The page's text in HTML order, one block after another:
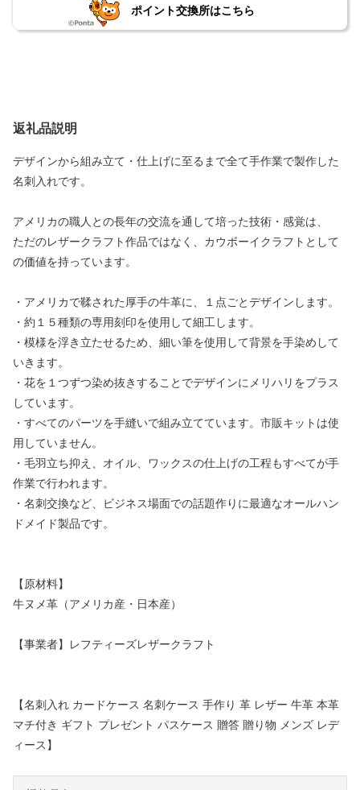
ポイント交換所はこちら
返礼品説明
デザインから組み立て・仕上げに至るまで全て手作業で製作した
名刺入れです。
アメリカの職人との長年の交流を通して培った技術・感覚は、
ただのレザークラフト作品ではなく、カウボーイクラフトとして
の価値を持っています。
・アメリカで鞣された厚手の牛革に、１点ごとデザインします。
・約１５種類の専用刻印を使用して細工します。
・模様を浮き立たせるため、細い筆を使用して背景を手染めして
いきます。
・花を１つずつ染め抜きすることでデザインにメリハリをプラス
しています。
・すべてのパーツを手縫いで組み立てています。市販キットは使
用していません。
・毛羽立ち抑え、オイル、ワックスの仕上げの工程もすべてが手
作業で行われます。
・名刺交換など、ビジネス場面での話題作りに最適なオールハン
ドメイド製品です。
【原材料】
牛ヌメ革（アメリカ産・日本産）
【事業者】レフティーズレザークラフト
【名刺入れ カードケース 名刺ケース 手作り 革 レザー 牛革 本革
マチ付き ギフト プレゼント パスケース 贈答 贈り物 メンズ レデ
ィース】